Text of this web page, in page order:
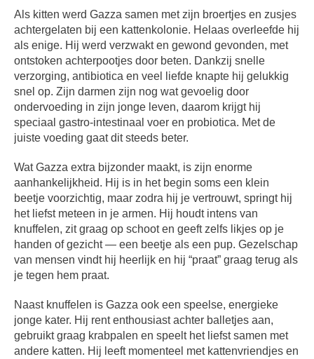
Als kitten werd Gazza samen met zijn broertjes en zusjes
achtergelaten bij een kattenkolonie. Helaas overleefde hij
als enige. Hij werd verzwakt en gewond gevonden, met
ontstoken achterpootjes door beten. Dankzij snelle
verzorging, antibiotica en veel liefde knapte hij gelukkig
snel op. Zijn darmen zijn nog wat gevoelig door
ondervoeding in zijn jonge leven, daarom krijgt hij
speciaal gastro-intestinaal voer en probiotica. Met de
juiste voeding gaat dit steeds beter.
Wat Gazza extra bijzonder maakt, is zijn enorme
aanhankelijkheid. Hij is in het begin soms een klein
beetje voorzichtig, maar zodra hij je vertrouwt, springt hij
het liefst meteen in je armen. Hij houdt intens van
knuffelen, zit graag op schoot en geeft zelfs likjes op je
handen of gezicht — een beetje als een pup. Gezelschap
van mensen vindt hij heerlijk en hij “praat” graag terug als
je tegen hem praat.
Naast knuffelen is Gazza ook een speelse, energieke
jonge kater. Hij rent enthousiast achter balletjes aan,
gebruikt graag krabpalen en speelt het liefst samen met
andere katten. Hij leeft momenteel met kattenvriendjes en